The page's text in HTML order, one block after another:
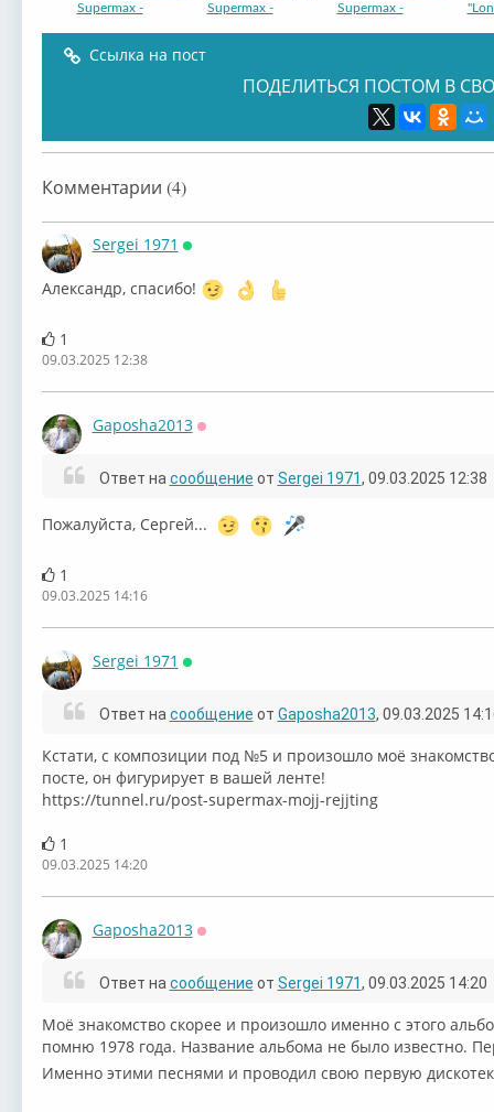
Supermax - Supermax - Supermax -
Supermax -
BAMBOO
Supermax - Герои вчерашних Supermax -
Рок-
Земляне & Super... Supermax ~
Ссылка на пост
ПОДЕЛИТЬСЯ ПОСТОМ В
Комментарии (4)
Sergei 1971
Александр, спасибо!
1
09.03.2025 12:38
Gaposha2013
Ответ на сообщение от Sergei 1971, 09.03.2025 12:38
Пожалуйста, Сергей...
1
09.03.2025 14:16
Sergei 1971
Ответ на сообщение от Gaposha2013, 09.03.2025
Кстати, с композиции под №5 и произошло моё
посте, он фигурирует в вашей ленте!
⁣https://tunnel.ru/post-supermax-mojj-rejjting
1
09.03.2025 14:20
Gaposha2013
Ответ на сообщение от Sergei 1971, 09.03.2025 14:20
Моё знакомство скорее и произошло именно с этого
помню 1978 года. Название альбома не было известно.
Именно этими песнями и проводил свою первую